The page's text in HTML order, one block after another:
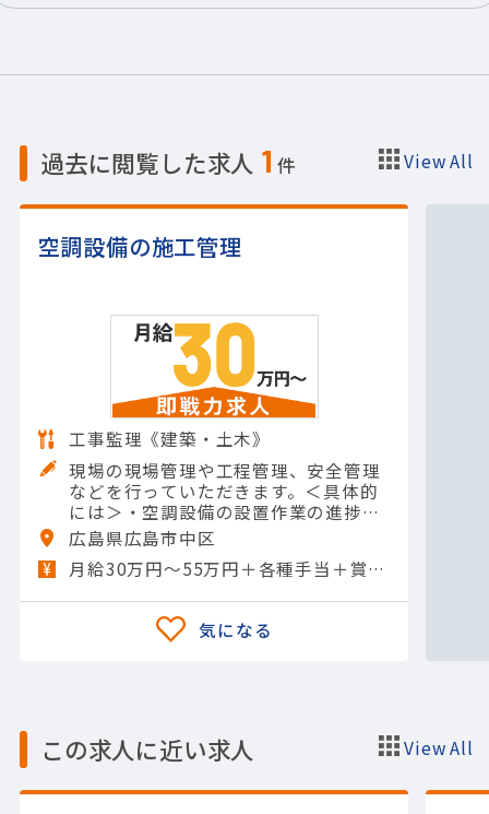
過去に閲覧した求人 1 件 View All
空調設備の施工管理
工事監理《建築・土木》
現場の現場管理や工程管理、安全管理
などを行っていただきます。＜具体的
には＞・空調設備の設置作業の進捗管
理・工程表に基づく施工スケジュール
の調整・現場での作業員の安全管理お
よび教育・設備の品質チェック…
広島県広島市中区
月給30万円～55万円＋各種手当＋賞与年2回
この求人に近い求人 View All